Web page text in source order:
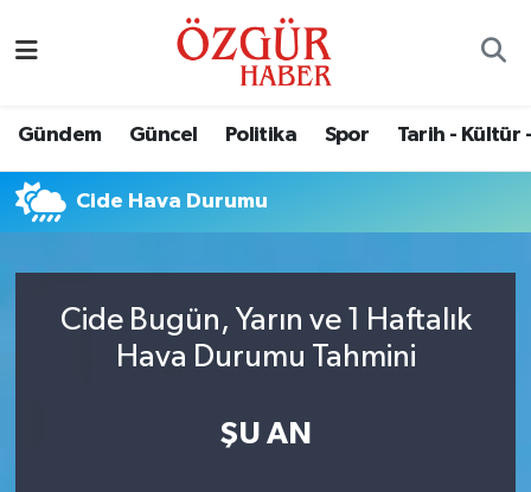
Gündem Güncel Politika Spor Tarih - Kültür
Cide Hava Durumu
Cide Bugün, Yarın ve 1 Haftalık
Hava Durumu Tahmini
ŞU AN
Eğitim
Ekonomi
Güncel
Nöbetçi Eczaneler
Namaz Vakitleri
Trafik Durumu
Süper Lig Puan Durumu ve Fikstür
Son Dakika Haberleri